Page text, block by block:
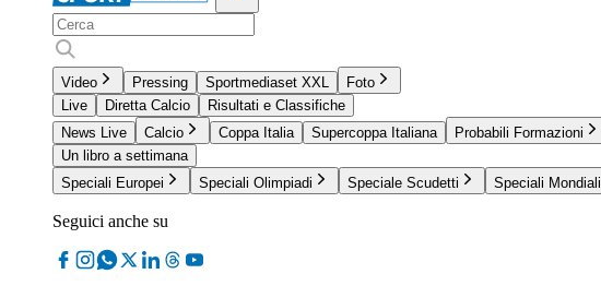
Video Pressing Sportmediaset XXL
Foto
Live
Diretta Calcio
Risultati e Classifiche
News Live
Calcio Coppa Italia Supercoppa Italiana Probabili Formazioni
Un libro a settimana
Speciali Europei
Speciali Olimpiadi Speciale Scudetti Speciali Mondiali
Seguici anche su